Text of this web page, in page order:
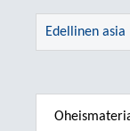
Edellinen asia